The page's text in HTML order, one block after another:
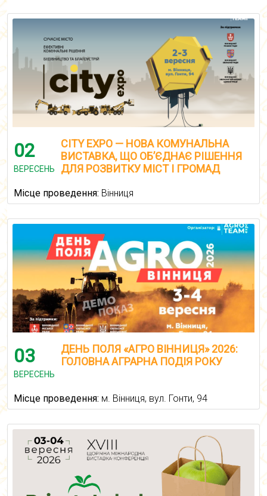
02
ВЕРЕСЕНЬ
CITY EXPO — НОВА КОМУНАЛЬНА
ВИСТАВКА, ЩО ОБ’ЄДНАЄ РІШЕННЯ
ДЛЯ РОЗВИТКУ МІСТ І ГРОМАД
Місце проведення: Вінниця
03
ВЕРЕСЕНЬ
ДЕНЬ ПОЛЯ «АГРО ВІННИЦЯ» 2026:
ГОЛОВНА АГРАРНА ПОДІЯ РОКУ
Місце проведення: м. Вінниця, вул. Гонти, 94